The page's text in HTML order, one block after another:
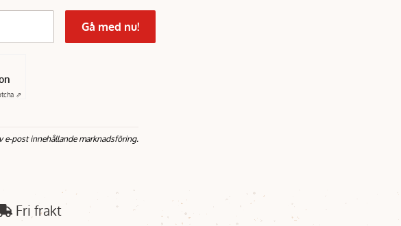
Gå med nu!
⇗
e-post innehållande marknadsföring.
Fri frakt